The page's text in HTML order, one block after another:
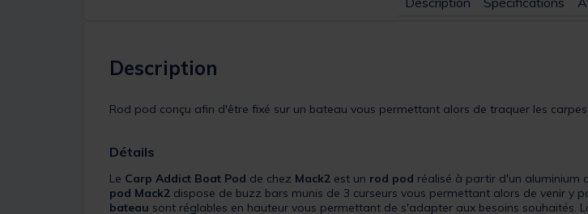
Description
Rod pod conçu afin d'être fixé sur un bateau vous permettant alors de traquer les
Détails
Le Carp Addict Boat Pod de chez Mack2 est un rod pod réalisé à partir d'un aluminium
pod Mack2 dispose de buzz bars munis de 3 curseurs vous permettant alors de venir y
bateau sont réglables en hauteur vous permettant de s'adapter aux besoins souhaités.